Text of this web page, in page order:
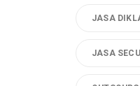
JASA
JASA